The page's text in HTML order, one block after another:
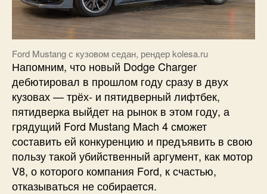
Ford Mustang с кузовом седан, рендер kolesa.ru
Напомним, что новый Dodge Charger
дебютировал в прошлом году сразу в двух
кузовах — трёх- и пятидверный лифтбек,
пятидверка выйдет на рынок в этом году, а
грядущий Ford Mustang Mach 4 сможет
составить ей конкуренцию и предъявить в свою
пользу такой убийственный аргумент, как мотор
V8, о которого компания Ford, к счастью,
отказываться не собирается.